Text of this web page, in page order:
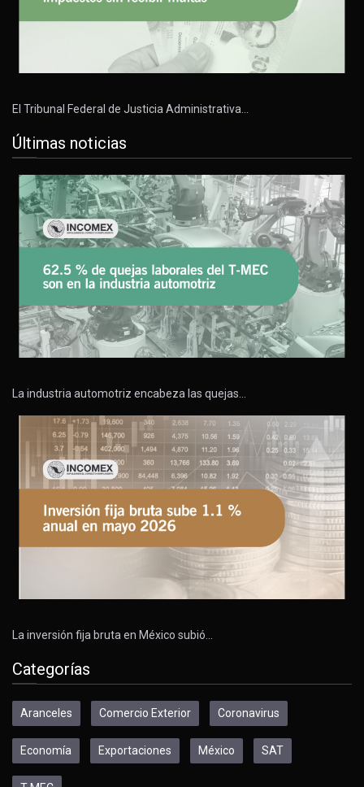
El Tribunal Federal de Justicia Administrativa…
Últimas noticias
La industria automotriz encabeza las quejas…
La inversión fija bruta en México subió…
Categorías
Aranceles Comercio Exterior Coronavirus
Economía Exportaciones México SAT